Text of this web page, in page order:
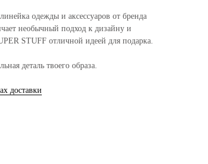
одежды и аксессуаров от бренда
необычный подход к дизайну и
STUFF отличной идеей для подарка.
деталь твоего образа.
доставки